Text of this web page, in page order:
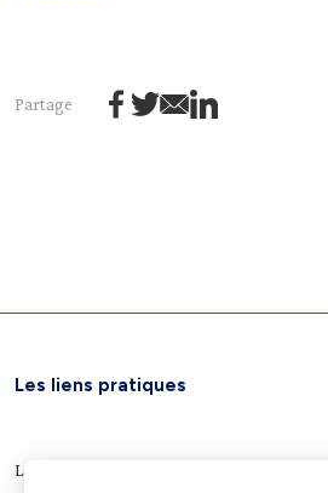
Partage
Les liens pratiques
Légifrance